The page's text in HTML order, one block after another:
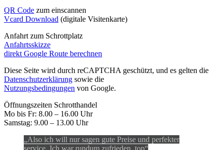
QR Code zum einscannen
Vcard Download (digitale Visitenkarte)
Anfahrt zum Schrottplatz
Anfahrtsskizze
direkt Google Route berechnen
Diese Seite wird durch reCAPTCHA geschützt, und es gelten die
Datenschutzerklärung sowie die
Nutzungsbedingungen von Google.
Öffnungszeiten Schrotthandel
Mo bis Fr: 8.00 – 16.00 Uhr
Samstag: 9.00 – 13.00 Uhr
Also ich will nur sagen gute Preise und perfekter
service. Ich war rundum zufrieden .top